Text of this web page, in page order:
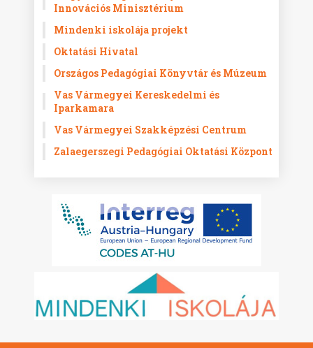
Innovációs Minisztérium
Mindenki iskolája projekt
Oktatási Hivatal
Országos Pedagógiai Könyvtár és Múzeum
Vas Vármegyei Kereskedelmi és
Iparkamara
Vas Vármegyei Szakképzési Centrum
Zalaegerszegi Pedagógiai Oktatási Központ